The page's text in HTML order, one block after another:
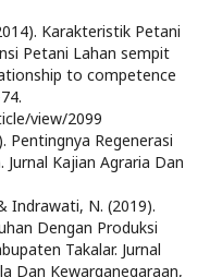
Karakteristik Petani
Petani Lahan sempit
to competence
view/2099
Pentingnya Regenerasi
Kajian Agraria Dan
Indrawati, N. (2019).
Dengan Produksi
Takalar. Jurnal
Dan Kewarganegaraan,